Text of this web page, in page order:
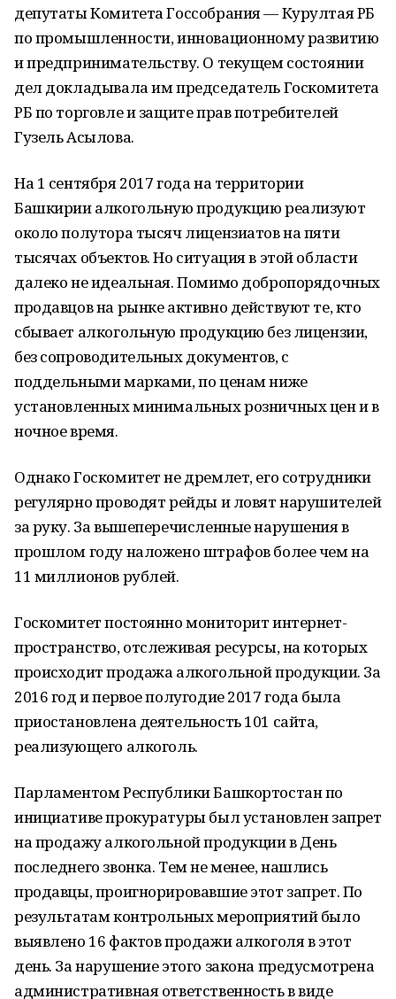
депутаты Комитета Госсобрания — Курултая РБ
по промышленности, инновационному развитию
и предпринимательству. О текущем состоянии
дел докладывала им председатель Госкомитета
РБ по торговле и защите прав потребителей
Гузель Асылова.
На 1 сентября 2017 года на территории
Башкирии алкогольную продукцию реализуют
около полутора тысяч лицензиатов на пяти
тысячах объектов. Но ситуация в этой области
далеко не идеальная. Помимо добропорядочных
продавцов на рынке активно действуют те, кто
сбывает алкогольную продукцию без лицензии,
без сопроводительных документов, с
поддельными марками, по ценам ниже
установленных минимальных розничных цен и в
ночное время.
Однако Госкомитет не дремлет, его сотрудники
регулярно проводят рейды и ловят нарушителей
за руку. За вышеперечисленные нарушения в
прошлом году наложено штрафов более чем на
11 миллионов рублей.
Госкомитет постоянно мониторит интернет-
пространство, отслеживая ресурсы, на которых
происходит продажа алкогольной продукции. За
2016 год и первое полугодие 2017 года была
приостановлена деятельность 101 сайта,
реализующего алкоголь.
Парламентом Республики Башкортостан по
инициативе прокуратуры был установлен запрет
на продажу алкогольной продукции в День
последнего звонка. Тем не менее, нашлись
продавцы, проигнорировавшие этот запрет. По
результатам контрольных мероприятий было
выявлено 16 фактов продажи алкоголя в этот
день. За нарушение этого закона предусмотрена
административная ответственность в виде